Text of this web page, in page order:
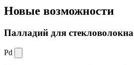
Новые возможности
Палладий для стекловолокна
Pd